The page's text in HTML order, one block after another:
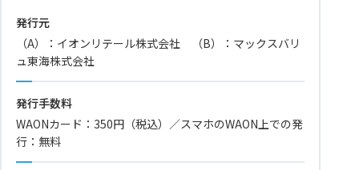
発行元
（A）：イオンリテール株式会社 （B）：マックスバリ
ュ東海株式会社
発行手数料
WAONカード：350円（税込）／スマホのWAON上での発
行：無料